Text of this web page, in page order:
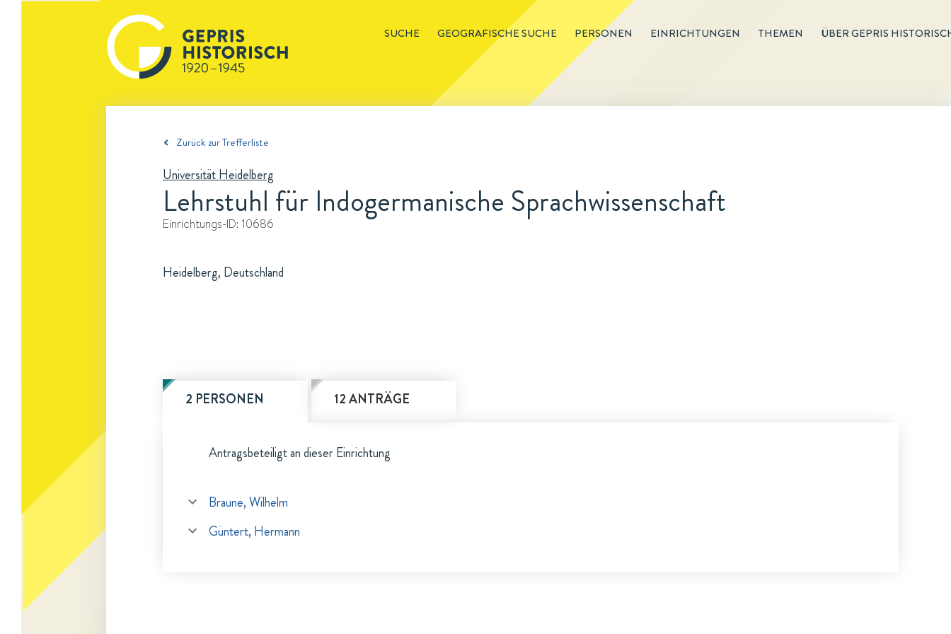
SUCHE GEOGRAFISCHE SUCHE PERSONEN EINRICHTUNGEN THEMEN ÜBER GEPRIS
Zurück zur Trefferliste
Universität Heidelberg
Lehrstuhl für Indogermanische Sprachwissenschaft
Einrichtungs-ID: 10686
Heidelberg, Deutschland
2 PERSONEN 12 ANTRÄGE
Antragsbeteiligt an dieser Einrichtung
Braune, Wilhelm
Güntert, Hermann